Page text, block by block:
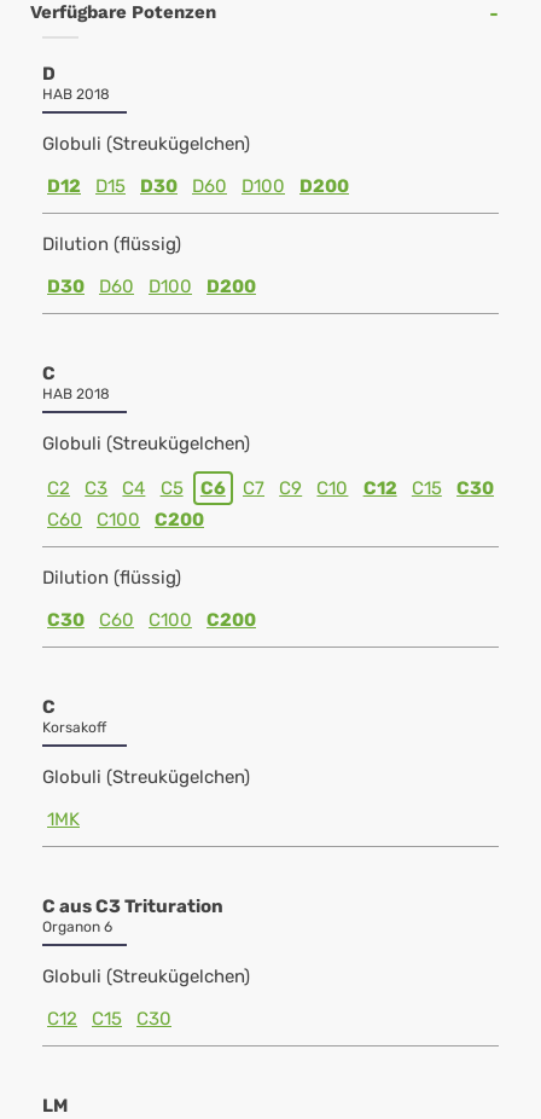
Verfügbare Potenzen
D
HAB 2018
Globuli (Streukügelchen)
D12
D15 D30 D60 D100 D200
Dilution (flüssig)
D30
D60 D100 D200
C
HAB 2018
Globuli (Streukügelchen)
C2 C3 C4 C5 C6 C7 C9 C10 C12 C15
C30
C60
C100 C200
Dilution (flüssig)
C30
C60 C100 C200
C
Korsakoff
Globuli (Streukügelchen)
1MK
C aus C3 Trituration
Organon 6
Globuli (Streukügelchen)
C12
C15 C30
LM